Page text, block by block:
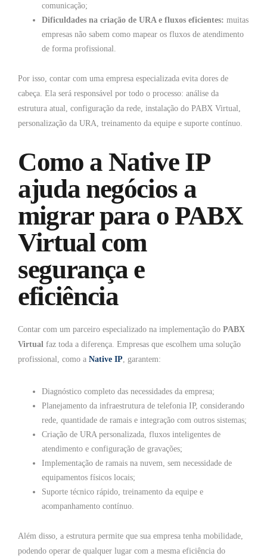
comunicação;
Dificuldades na criação de URA e fluxos eficientes: muitas
empresas não sabem como mapear os fluxos de atendimento
de forma profissional.
Por isso, contar com uma empresa especializada evita dores de
cabeça. Ela será responsável por todo o processo: análise da
estrutura atual, configuração da rede, instalação do PABX Virtual,
personalização da URA, treinamento da equipe e suporte contínuo.
Como a Native IP
ajuda negócios a
migrar para o PABX
Virtual com
segurança e
eficiência
Contar com um parceiro especializado na implementação do PABX
Virtual faz toda a diferença. Empresas que escolhem uma solução
profissional, como a Native IP , garantem:
Diagnóstico completo das necessidades da empresa;
Planejamento da infraestrutura de telefonia IP, considerando
rede, quantidade de ramais e integração com outros sistemas;
Criação de URA personalizada, fluxos inteligentes de
atendimento e configuração de gravações;
Implementação de ramais na nuvem, sem necessidade de
equipamentos físicos locais;
Suporte técnico rápido, treinamento da equipe e
acompanhamento contínuo.
Além disso, a estrutura permite que sua empresa tenha mobilidade,
podendo operar de qualquer lugar com a mesma eficiência do